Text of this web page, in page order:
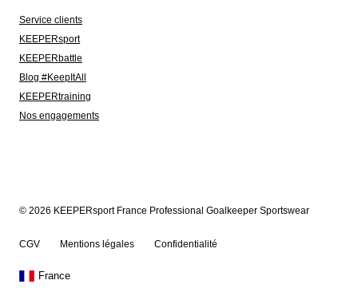
Service clients
KEEPERsport
KEEPERbattle
Blog #KeepItAll
KEEPERtraining
Nos engagements
© 2026 KEEPERsport France Professional Goalkeeper Sportswear
CGV Mentions légales Confidentialité
France